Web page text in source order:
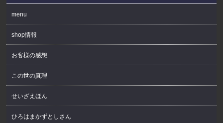
menu
shop情報
お客様の感想
この世の真理
せいざえほん
ひろはまかずとしさん